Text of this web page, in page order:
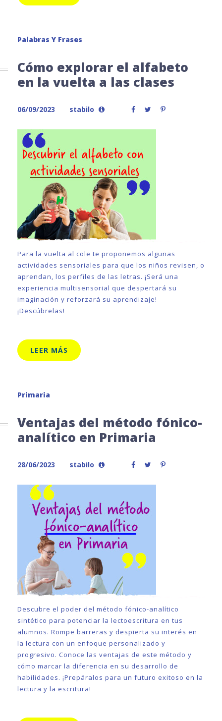
Palabras Y Frases
Cómo explorar el alfabeto
en la vuelta a las clases
06/09/2023 stabilo
Para la vuelta al cole te proponemos algunas
actividades sensoriales para que los niños revisen, o
aprendan, los perfiles de las letras. ¡Será una
experiencia multisensorial que despertará su
imaginación y reforzará su aprendizaje!
¡Descúbrelas!
LEER MÁS
Primaria
Ventajas del método fónico-
analítico en Primaria
28/06/2023 stabilo
Descubre el poder del método fónico-analítico
sintético para potenciar la lectoescritura en tus
alumnos. Rompe barreras y despierta su interés en
la lectura con un enfoque personalizado y
progresivo. Conoce las ventajas de este método y
cómo marcar la diferencia en su desarrollo de
habilidades. ¡Prepáralos para un futuro exitoso en la
lectura y la escritura!